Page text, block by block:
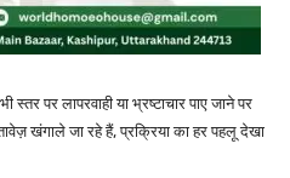
पर लापरवाही या भ्रष्टाचार पाए जाने पर
खंगाले जा रहे हैं, प्रक्रिया का हर पहलू देखा